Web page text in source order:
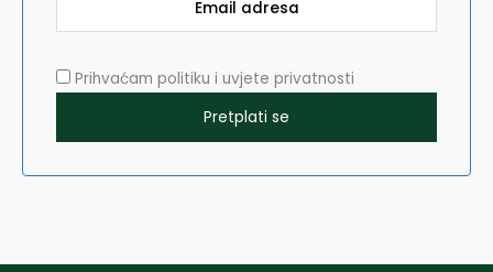
Prihvaćam politiku i uvjete privatnosti